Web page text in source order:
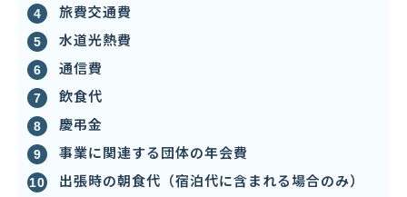
旅費交通費
水道光熱費
通信費
飲食代
慶弔金
事業に関連する団体の年会費
出張時の朝食代（宿泊代に含まれる場合のみ）